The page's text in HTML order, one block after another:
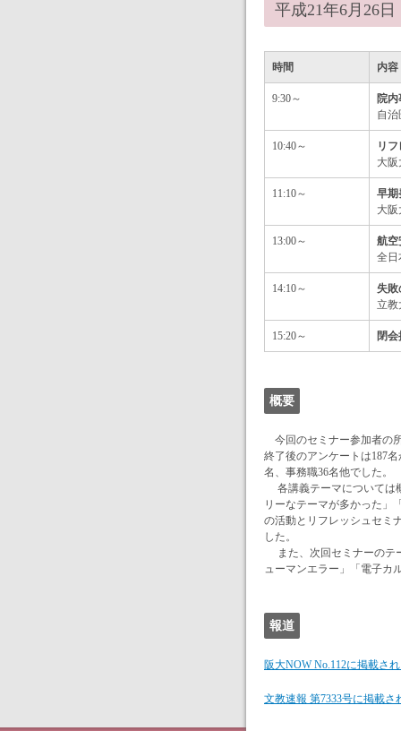
平成21年6月26日
時間 内容
9:30～
院
自
10:40～
リ
大
11:10～
早期
大
13:00～
航空
全日
14:10～
失敗
立
15:20～ 閉
概要
今回のセミナー参加者の
終了後のアンケートは187
名、事務職36名他でした。
各講義テーマについては
リーなテーマが多かった」
の活動とリフレッシュセミ
した。
また、次回セミナーのテ
ューマンエラー」「電子カ
報道
阪大NOW No.112に掲載さ
文教速報 第7333号に掲載さ